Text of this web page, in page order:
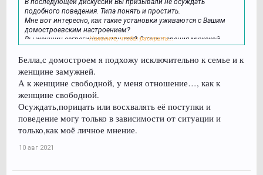
В последующей дискуссии Вы призывали не осуждать
подобного поведения. Типа понять и простить.
Мне вот интересно, как такие установки уживаются с Вашим
домостроевским настроением?
Вы женщин сегрегируете или как? С точки зрения мужской
Женская логика с трудом может увязать эти вещи.
Нажмите, чтобы раскрыть...
Белла,с домостроем я подхожу исключительно к семье и к
женщине замужней.
А к женщине свободной, у меня отношение…, как к
женщине свободной.
Осуждать,порицать или восхвалять её поступки и
поведение могу только в зависимости от ситуации и
только,как моё личное мнение.
10 авг 2021